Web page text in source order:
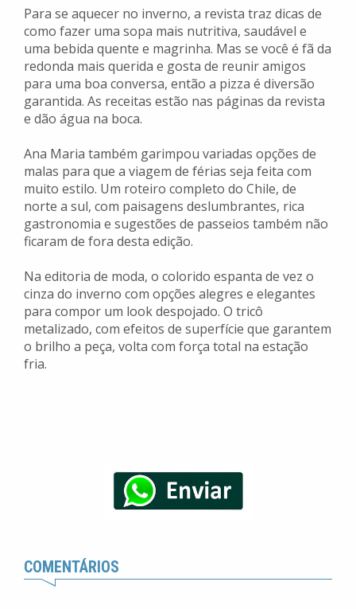
Para se aquecer no inverno, a revista traz dicas de
como fazer uma sopa mais nutritiva, saudável e
uma bebida quente e magrinha. Mas se você é fã da
redonda mais querida e gosta de reunir amigos
para uma boa conversa, então a pizza é diversão
garantida. As receitas estão nas páginas da revista
e dão água na boca.
Ana Maria também garimpou variadas opções de
malas para que a viagem de férias seja feita com
muito estilo. Um roteiro completo do Chile, de
norte a sul, com paisagens deslumbrantes, rica
gastronomia e sugestões de passeios também não
ficaram de fora desta edição.
Na editoria de moda, o colorido espanta de vez o
cinza do inverno com opções alegres e elegantes
para compor um look despojado. O tricô
metalizado, com efeitos de superfície que garantem
o brilho a peça, volta com força total na estação
fria.
COMENTÁRIOS